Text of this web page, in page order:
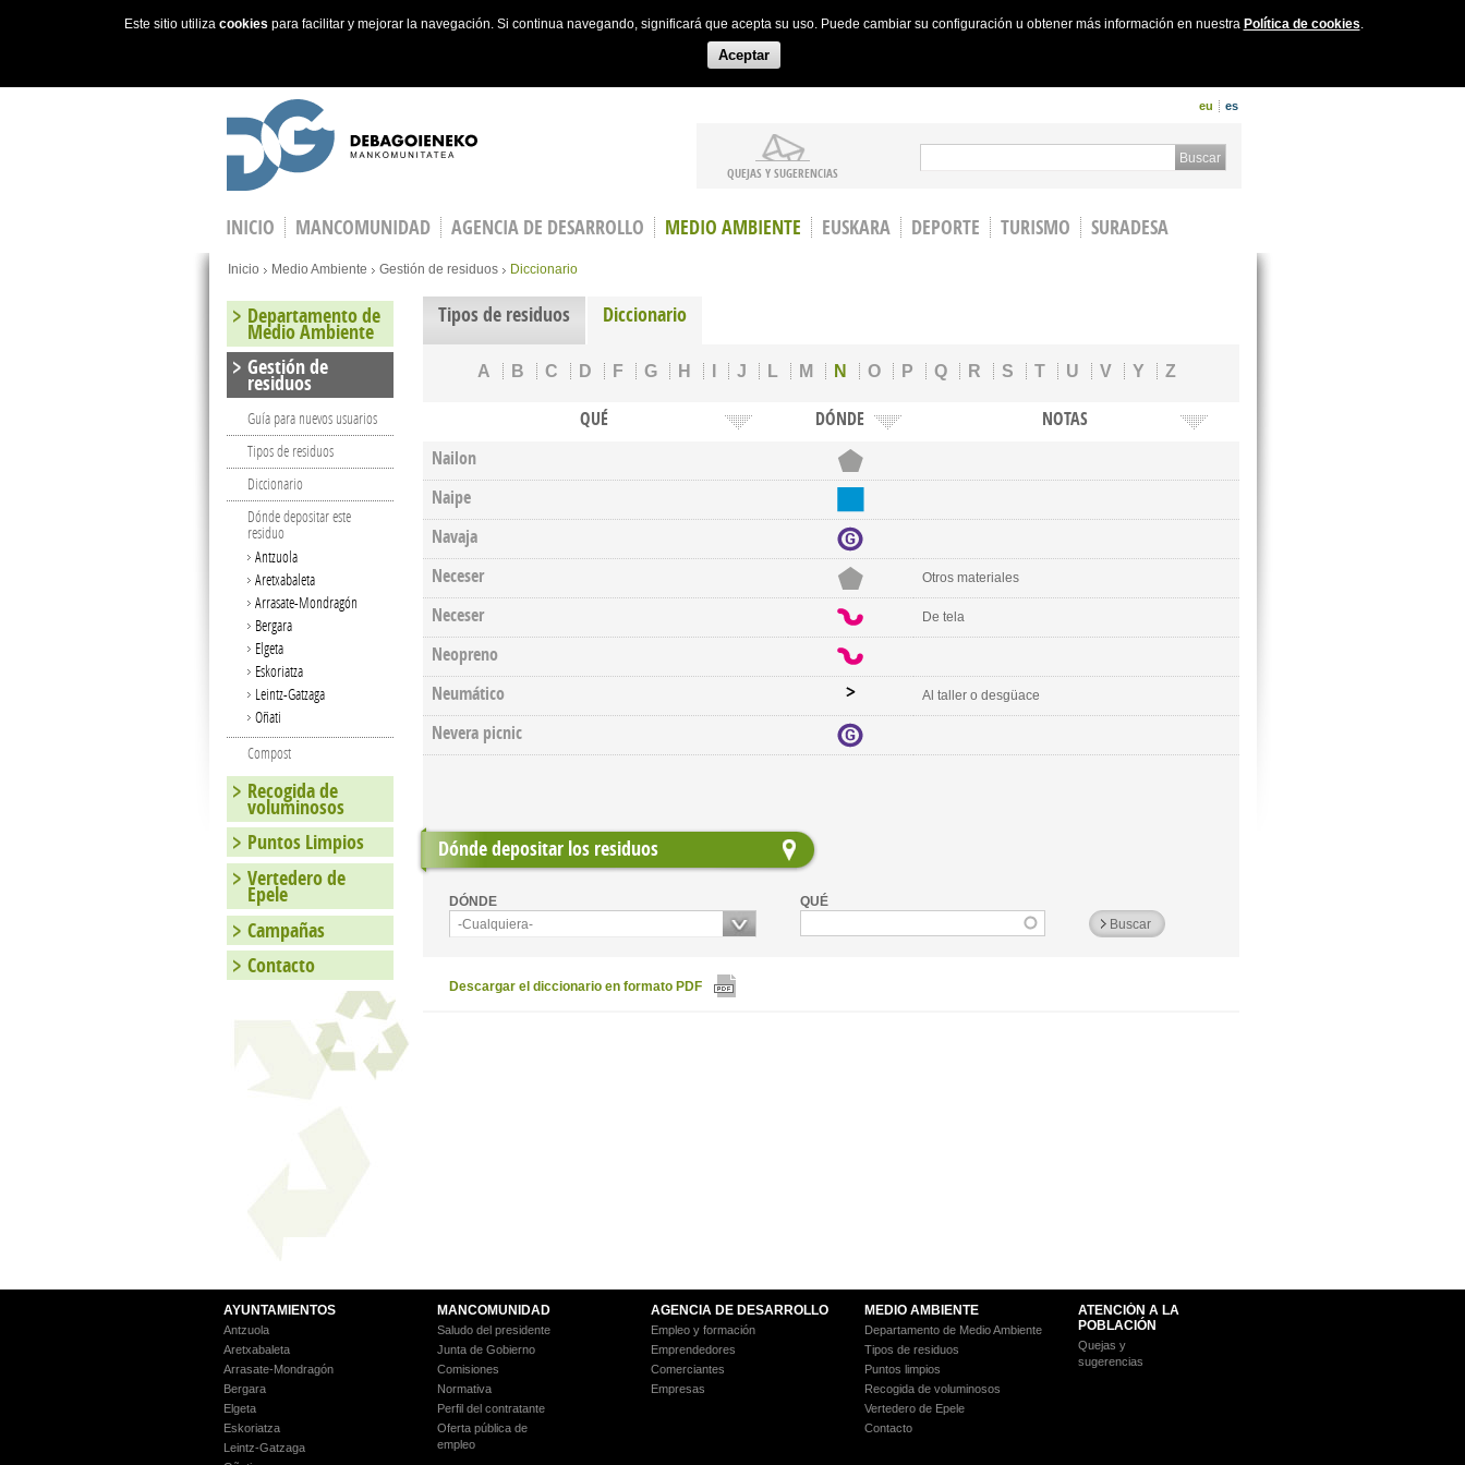
Este sitio utiliza cookies para facilitar y mejorar la navegación. Si continua navegando, significará que acepta su uso. Puede cambiar su configuración u obtener más información en nuestra Política de cookies.
Aceptar
eu es
QUEJAS Y SUGERENCIAS
Search form
INICIO MANCOMUNIDAD AGENCIA DE DESARROLLO MEDIO AMBIENTE EUSKARA DEPORTE TURISMO
SURADESA
You are here
Inicio Medio Ambiente Gestión de residuos Diccionario
Tipos de residuos Diccionario
A B C D F G H J L M N O P Q R S T U V Y Z
QUÉ DÓNDE
NOTAS
Nailon
Naipe
Navaja
Neceser
Otros materiales
Neceser De tela
Neopreno
Neumático
Al taller o desgüace
Nevera picnic
Dónde depositar los residuos
DÓNDE
-Cualquiera-
QUÉ
Descargar el diccionario en formato PDF
Departamento de
Medio Ambiente
Gestión de
residuos
Guía para nuevos usuarios
Tipos de residuos
Diccionario
Dónde depositar este
residuo
Antzuola
Aretxabaleta
Arrasate-Mondragón
Bergara
Elgeta
Eskoriatza
Leintz-Gatzaga
Oñati
Compost
Recogida de
voluminosos
Puntos Limpios
Vertedero de
Epele
Campañas
Contacto
AYUNTAMIENTOS
Antzuola
Aretxabaleta
Arrasate-Mondragón
Bergara
Elgeta
Eskoriatza
Leintz-Gatzaga
MANCOMUNIDAD
Saludo del presidente
Junta de Gobierno
Comisiones
Normativa
Perfil del contratante
Oferta pública de
empleo
AGENCIA DE DESARROLLO
Empleo y formación
Emprendedores
Comerciantes
Empresas
MEDIO AMBIENTE
Departamento de Medio Ambiente
Tipos de residuos
Puntos limpios
Recogida de voluminosos
Vertedero de Epele
Contacto
ATENCIÓN A LA
POBLACIÓN
Quejas y
sugerencias